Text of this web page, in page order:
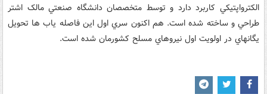
الکترواپتيکي کاربرد دارد و توسط متخصصان دانشگاه صنعتي مالک اشتر
طراحي و ساخته شده است. هم اکنون سري اول اين فاصله ياب ها تحويل
يگانهاي در اولويت اول نيروهاي مسلح کشورمان شده است.